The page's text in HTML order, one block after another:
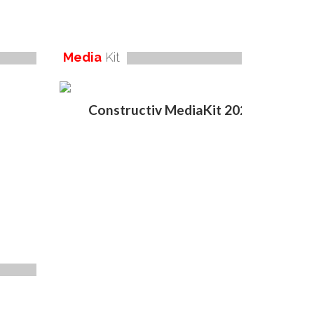
Media Kit
Constructiv MediaKit 2020